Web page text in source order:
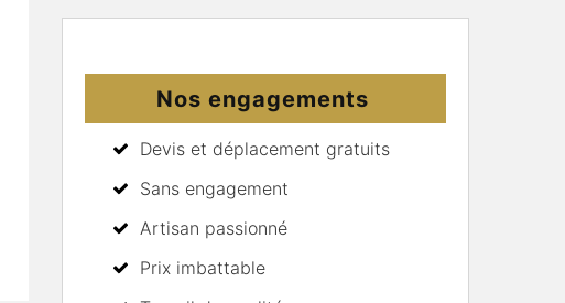
Nos engagements
Devis et déplacement gratuits
Sans engagement
Artisan passionné
Prix imbattable